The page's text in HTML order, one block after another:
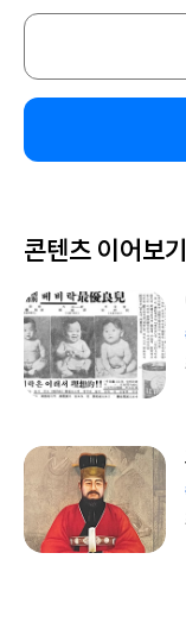
콘텐츠 이어보기